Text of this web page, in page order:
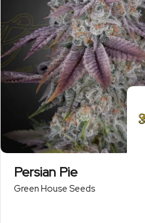
Persian Pie
Green House Seeds